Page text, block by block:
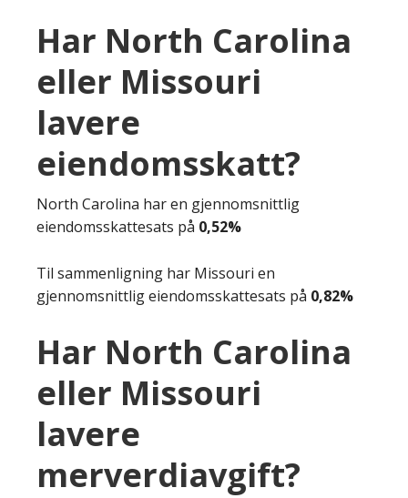
Har North Carolina
eller Missouri
lavere
eiendomsskatt?
North Carolina har en gjennomsnittlig
eiendomsskattesats på 0,52%
Til sammenligning har Missouri en
gjennomsnittlig eiendomsskattesats på 0,82%
Har North Carolina
eller Missouri
lavere
merverdiavgift?